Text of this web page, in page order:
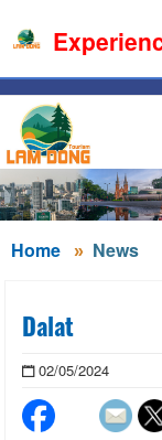
07-08-2026, 04:15:37
Home News
Dalat
02/05/2024